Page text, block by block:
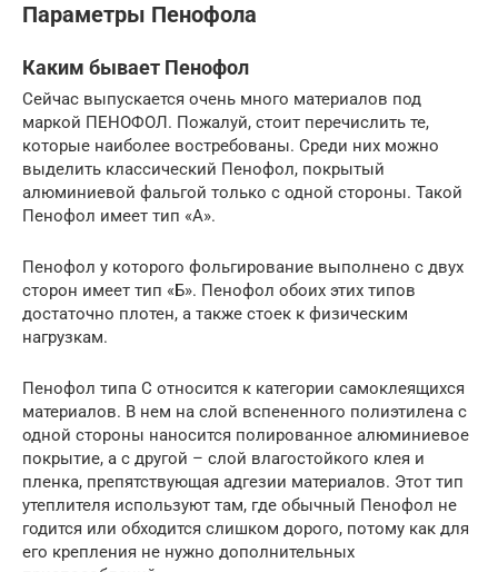
Параметры Пенофола
Каким бывает Пенофол
Сейчас выпускается очень много материалов под
маркой ПЕНОФОЛ. Пожалуй, стоит перечислить те,
которые наиболее востребованы. Среди них можно
выделить классический Пенофол, покрытый
алюминиевой фальгой только с одной стороны. Такой
Пенофол имеет тип «А».
Пенофол у которого фольгирование выполнено с двух
сторон имеет тип «Б». Пенофол обоих этих типов
достаточно плотен, а также стоек к физическим
нагрузкам.
Пенофол типа С относится к категории самоклеящихся
материалов. В нем на слой вспененного полиэтилена с
одной стороны наносится полированное алюминиевое
покрытие, а с другой – слой влагостойкого клея и
пленка, препятствующая адгезии материалов. Этот тип
утеплителя используют там, где обычный Пенофол не
годится или обходится слишком дорого, потому как для
его крепления не нужно дополнительных